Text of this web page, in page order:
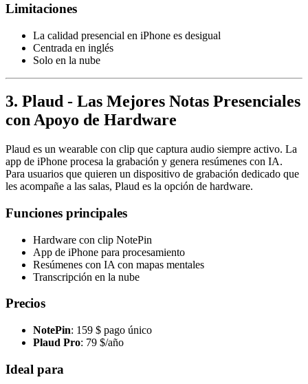
Limitaciones
La calidad presencial en iPhone es desigual
Centrada en inglés
Solo en la nube
3. Plaud - Las Mejores Notas Presenciales
con Apoyo de Hardware
Plaud es un wearable con clip que captura audio siempre activo. La
app de iPhone procesa la grabación y genera resúmenes con IA.
Para usuarios que quieren un dispositivo de grabación dedicado que
les acompañe a las salas, Plaud es la opción de hardware.
Funciones principales
Hardware con clip NotePin
App de iPhone para procesamiento
Resúmenes con IA con mapas mentales
Transcripción en la nube
Precios
NotePin: 159 $ pago único
Plaud Pro: 79 $/año
Ideal para